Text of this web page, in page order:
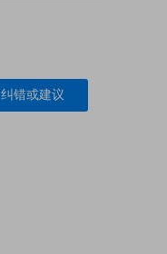
纠错或建议